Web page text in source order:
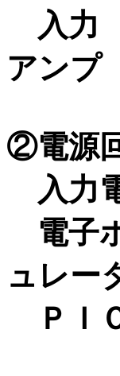
入力
アン
②電源
入力
電子
ュレー
ＰＩ